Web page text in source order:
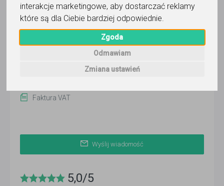
interakcje marketingowe, aby dostarczać reklamy
które są dla Ciebie bardziej odpowiednie
Zgoda
Odmawiam
Zmiana ustawień
Wyślij wiadomość
Ostatnia aktywność:
Faktura VAT
Wyślij wiadomość
5,0/5